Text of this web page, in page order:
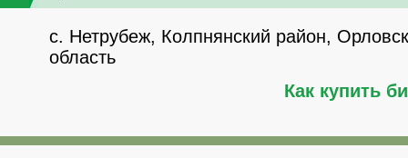
с. Нетрубеж, Колпнянский район,
область
Как купить